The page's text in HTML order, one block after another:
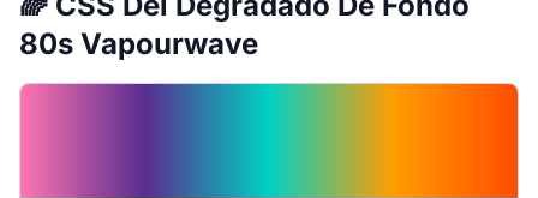
80s Vapourwave